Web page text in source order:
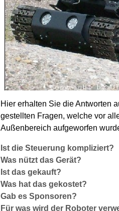
Hier erhalten Sie die Antworten
gestellten Fragen, welche vor
Außenbereich aufgeworfen
Ist die Steuerung kompliziert?
Was nützt das Gerät?
Ist das gekauft?
Was hat das gekostet?
Gab es Sponsoren?
Für was wird der Roboter